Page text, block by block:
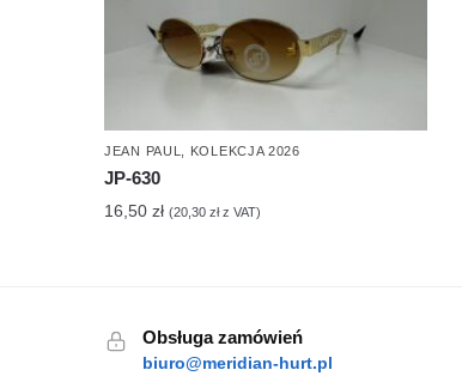
JEAN PAUL, KOLEKCJA 2026
JP-630
16,50zł (20,30złz VAT)
Obsługa zamówień
biuro@meridian-hurt.pl